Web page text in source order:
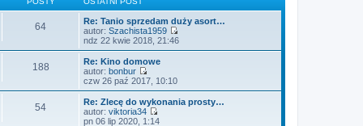
y
p
o
s
a
j
n
o
s
z
y
p
o
s
t
i
e
t
n
a
n
o
s
z
64
Re: Tanio sprzedam duży asort…
autor: Szachista1959
W
y
t
l
ndz 22 kwie 2018, 21:46
188
Re: Kino domowe
autor: bonbur
W
y
ś
w
i
czw 26 paź 2017, 10:10
54
Re: Zlecę do wykonania prosty…
autor: viktoria34
W
pn 06 lip 2020, 1:14